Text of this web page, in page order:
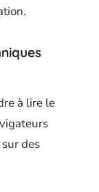
à lire le
des